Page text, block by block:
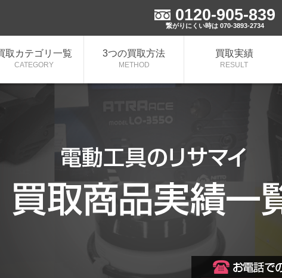
取実施中！ 0120-905-839
繋がりにくい時は 070-3893-2734
取カテゴリ一覧
CATEGORY
3つの買取方法
METHOD
買取実績
RESULT